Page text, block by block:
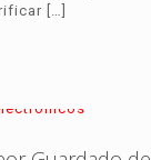
[…]